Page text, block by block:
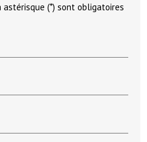
astérisque (*) sont obligatoires